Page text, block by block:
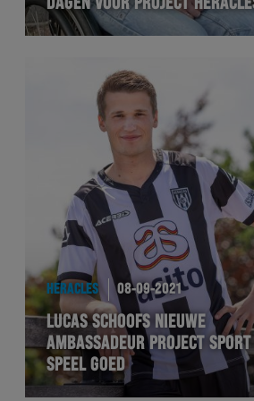
DAGEN VOOR PROJECT
HERACLES 08-09-2021
LUCAS SCHOOFS NIEUWE
AMBASSADEUR PROJECT
SPEEL GOED